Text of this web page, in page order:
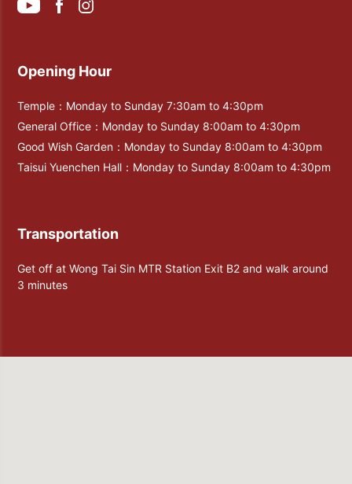
Opening Hour
Temple：Monday to Sunday 7:30am to 4:30pm
General Office：Monday to Sunday 8:00am to 4:30pm
Good Wish Garden：Monday to Sunday 8:00am to 4:30pm
Taisui Yuenchen Hall：Monday to Sunday 8:00am to 4:30pm
Transportation
Get off at Wong Tai Sin MTR Station Exit B2 and walk around
3 minutes